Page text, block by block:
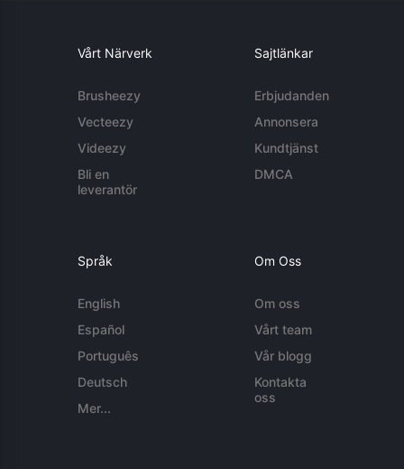
Vårt Närverk
Brusheezy
Vecteezy
Videezy
Bli en
leverantör
Sajtlänkar
Erbjudanden
Annonsera
Kundtjänst
DMCA
Språk
English
Español
Português
Deutsch
Mer...
Om Oss
Om oss
Vårt team
Vår blogg
Kontakta
oss